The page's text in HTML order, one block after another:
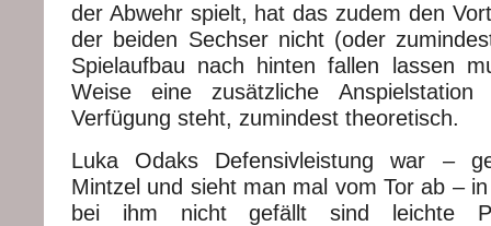
der Abwehr spielt, hat das zudem den
der beiden Sechser nicht (oder
Spielaufbau nach hinten fallen lassen
Weise eine zusätzliche
Verfügung steht, zumindest theoretisch.
Luka Odaks Defensivleistung war –
Mintzel und sieht man mal vom Tor ab –
bei ihm nicht gefällt sind leichte